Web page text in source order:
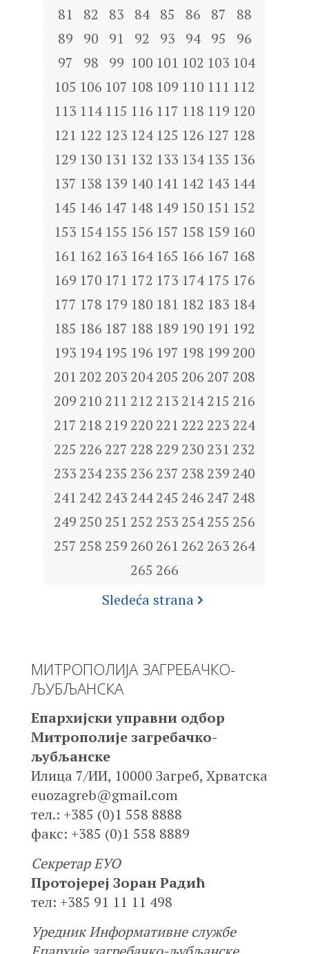
81
82 83 84 85 86 87
88
89
90 91 92 93 94 95
96
97
98 99 100 101 102 103 104
105 106 107 108 109 110 111 112
113 114 115 116 117 118 119 120
121 122 123 124 125 126 127 128
129 130 131 132 133 134 135 136
137 138 139 140 141 142 143 144
145 146 147 148 149 150 151 152
153 154 155 156 157 158 159 160
161 162 163 164 165 166 167 168
169 170 171 172 173 174 175 176
177 178 179 180 181 182 183 184
185 186 187 188 189 190 191 192
193 194 195 196 197 198 199 200
201 202 203 204205 206 207 208
209 210 211 212 213 214215 216
217 218 219 220 221 222 223 224
225 226 227 228 229 230 231 232
233 234235 236 237 238 239 240
241 242 243 244245 246 247 248
249 250 251 252 253 254255 256
257 258 259 260 261 262 263 264
265 266
Sledeća strana
МИТРОПОЛИЈА ЗАГРЕБАЧКО-
ЉУБЉАНСКА
Епархијски управни одбор
Митрополије загребачко-
љубљанске
Илица 7/ИИ, 10000 Загреб, Хрватска
euozagreb@gmail.com
тел.: +385 (0)1 558 8888
факс: +385 (0)1 558 8889
Секретар ЕУО
Протојереј Зоран Радић
тел: +385 91 11 11 498
Уредник Информативне службе